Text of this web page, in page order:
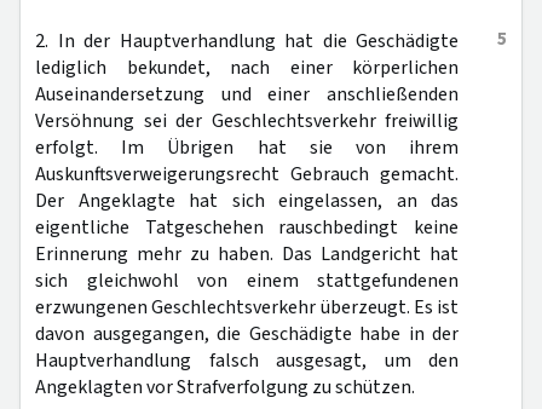
5
2. In der Hauptverhandlung hat die Geschädigte
lediglich bekundet, nach einer körperlichen
Auseinandersetzung und einer anschließenden
Versöhnung sei der Geschlechtsverkehr freiwillig
erfolgt. Im Übrigen hat sie von ihrem
Auskunftsverweigerungsrecht Gebrauch gemacht.
Der Angeklagte hat sich eingelassen, an das
eigentliche Tatgeschehen rauschbedingt keine
Erinnerung mehr zu haben. Das Landgericht hat
sich gleichwohl von einem stattgefundenen
erzwungenen Geschlechtsverkehr überzeugt. Es ist
davon ausgegangen, die Geschädigte habe in der
Hauptverhandlung falsch ausgesagt, um den
Angeklagten vor Strafverfolgung zu schützen.